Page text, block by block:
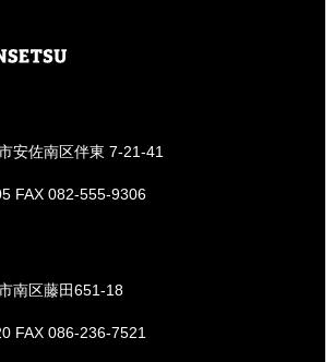
安佐南区伴東 7-21-41
FAX 082-555-9306
南区藤田651-18
FAX 086-236-7521